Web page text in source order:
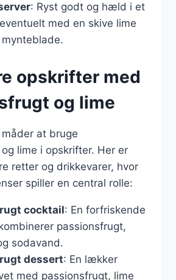
: Ryst godt og hæld i et
med en skive lime
opskrifter med
og lime
at bruge
lime i opskrifter. Her er
retter og drikkevarer, hvor
spiller en central rolle:
cocktail: En forfriskende
passionsfrugt,
sodavand.
dessert: En lækker
med passionsfrugt, lime